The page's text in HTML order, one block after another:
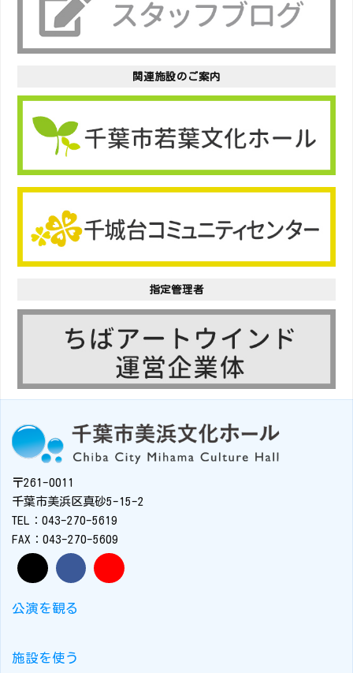
関連施設のご案内
指定管理者
〒261-0011
千葉市美浜区真砂5-15-2
TEL：043-270-5619
FAX：043-270-5609
公演を観る
施設を使う